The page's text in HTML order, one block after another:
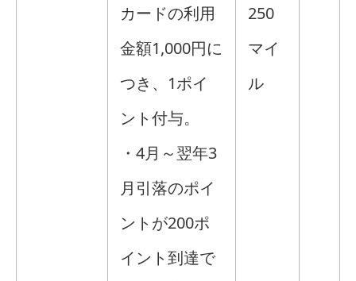
カードの利用
金額1,000円に
つき、1ポイ
ント付与。
・4月～翌年3
月引落のポイ
ントが200ポ
イント到達で
250
マイ
ル